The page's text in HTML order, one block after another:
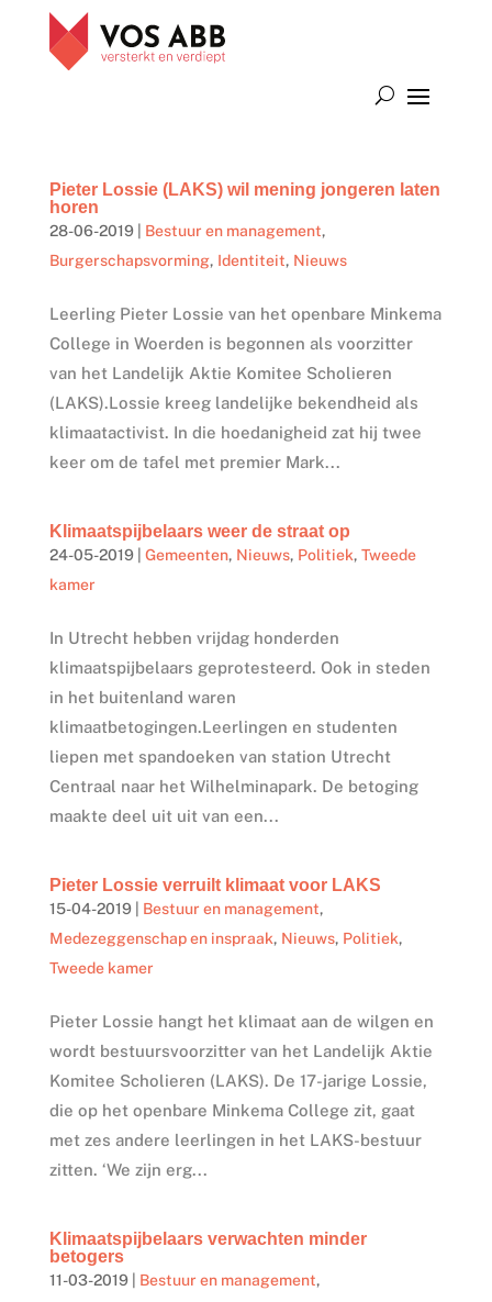
Pieter Lossie (LAKS) wil mening jongeren laten
horen
28-06-2019| Bestuur en management,
Burgerschapsvorming, Identiteit, Nieuws
Leerling Pieter Lossie van het openbare Minkema
College in Woerden is begonnen als voorzitter
van het Landelijk Aktie Komitee Scholieren
(LAKS).Lossie kreeg landelijke bekendheid als
klimaatactivist. In die hoedanigheid zat hij twee
keer om de tafel met premier Mark...
Klimaatspijbelaars weer de straat op
24-05-2019| Gemeenten, Nieuws, Politiek, Tweede
kamer
In Utrecht hebben vrijdag honderden
klimaatspijbelaars geprotesteerd. Ook in steden
in het buitenland waren
klimaatbetogingen.Leerlingen en studenten
liepen met spandoeken van station Utrecht
Centraal naar het Wilhelminapark. De betoging
maakte deel uit uit van een...
Pieter Lossie verruilt klimaat voor LAKS
15-04-2019| Bestuur en management,
Medezeggenschap en inspraak, Nieuws, Politiek,
Tweede kamer
Pieter Lossie hangt het klimaat aan de wilgen en
wordt bestuursvoorzitter van het Landelijk Aktie
Komitee Scholieren (LAKS). De 17-jarige Lossie,
die op het openbare Minkema College zit, gaat
met zes andere leerlingen in het LAKS-bestuur
zitten. ‘We zijn erg...
Klimaatspijbelaars verwachten minder
betogers
11-03-2019| Bestuur en management,